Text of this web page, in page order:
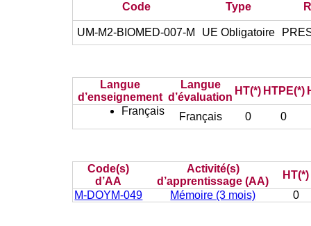
Code Type
UM-M2-BIOMED-007-M UE Obligatoire
Langue
d’enseignement
Langue
d’évaluation
HT(*) HTPE(*)
Français
Français 0 0
Code(s)
d’AA
Activité(s)
d’apprentissage (AA)
HT(*)
M-DOYM-049
Mémoire (3 mois) 0